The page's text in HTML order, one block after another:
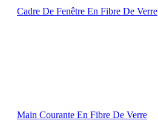
Cadre De Fenêtre En Fibre De Verre
Main Courante En Fibre De Verre